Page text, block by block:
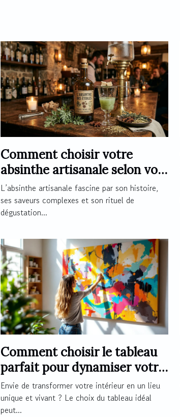
Comment choisir votre
absinthe artisanale selon vos
préférences ?
L’absinthe artisanale fascine par son histoire,
ses saveurs complexes et son rituel de
dégustation...
Comment choisir le tableau
parfait pour dynamiser votre
espace ?
Envie de transformer votre intérieur en un lieu
unique et vivant ? Le choix du tableau idéal
peut...